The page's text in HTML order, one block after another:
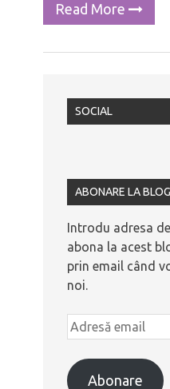
Read More
SOCIAL
ABONARE LA
Introdu adresa
abona la acest
prin email când
noi.
Abonare